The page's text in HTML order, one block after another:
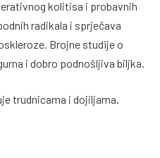
kolitisa i probavnih
radikala i sprječava
Brojne studije o
i dobro podnošljiva biljka.
trudnicama i dojiljama.